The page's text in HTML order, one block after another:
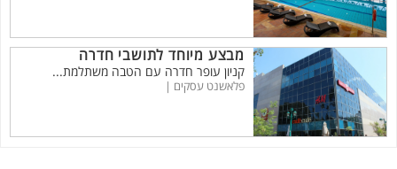
מבצע מיוחד לתושבי חדרה
קניון עופר חדרה עם הטבה משתלמת...
פלאשנט עסקים |